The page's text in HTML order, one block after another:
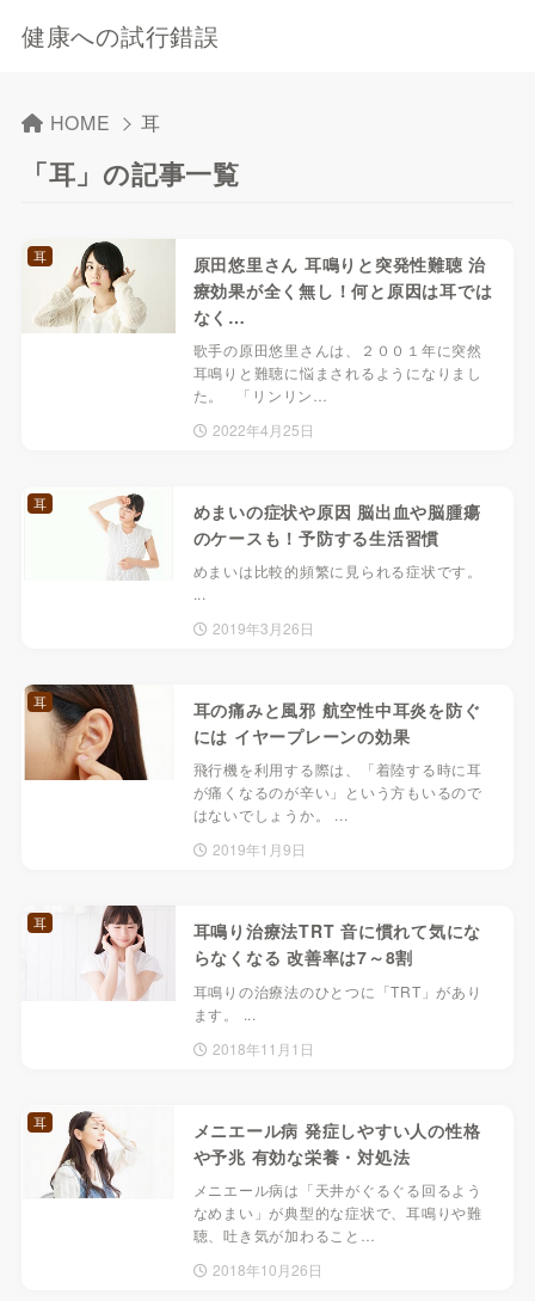
健康への試行錯誤
HOME 耳
「耳」の記事一覧
原田悠里さん 耳鳴りと突発性難聴 治
療効果が全く無し！何と原因は耳では
なく…
歌手の原田悠里さんは、２００１年に突然
耳鳴りと難聴に悩まされるようになりまし
た。 「リンリン…
2022年4月25日
耳
めまいの症状や原因 脳出血や脳腫瘍
のケースも！予防する生活習慣
めまいは比較的頻繁に見られる症状です。
...
2019年3月26日
耳
耳の痛みと風邪 航空性中耳炎を防ぐ
には イヤープレーンの効果
飛行機を利用する際は、「着陸する時に耳
が痛くなるのが辛い」という方もいるので
はないでしょうか。 ...
2019年1月9日
耳
耳鳴り治療法TRT 音に慣れて気にな
らなくなる 改善率は7～8割
耳鳴りの治療法のひとつに「TRT」があり
ます。 ...
2018年11月1日
耳
メニエール病 発症しやすい人の性格
や予兆 有効な栄養・対処法
メニエール病は「天井がぐるぐる回るよう
なめまい」が典型的な症状で、耳鳴りや難
聴、吐き気が加わること…
2018年10月26日
耳